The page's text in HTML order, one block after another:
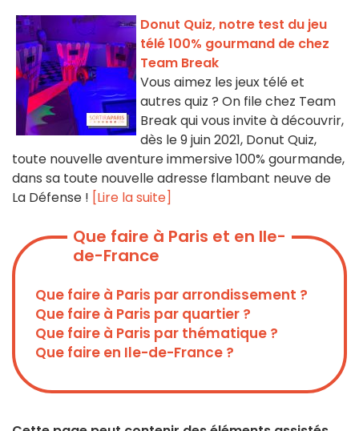
Donut Quiz, notre test du jeu
télé 100% gourmand de chez
Team Break
Vous aimez les jeux télé et
autres quiz ? On file chez Team
Break qui vous invite à découvrir,
dès le 9 juin 2021, Donut Quiz,
toute nouvelle aventure immersive 100% gourmande,
dans sa toute nouvelle adresse flambant neuve de
La Défense ! [Lire la suite]
Que faire à Paris et en Ile-
de-France
Que faire à Paris par arrondissement ?
Que faire à Paris par quartier ?
Que faire à Paris par thématique ?
Que faire en Ile-de-France ?